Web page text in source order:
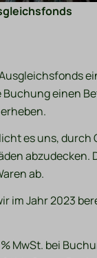
Buchung einen
es uns, durch
abzudecken.
ab.
im Jahr 2023
% MwSt. bei